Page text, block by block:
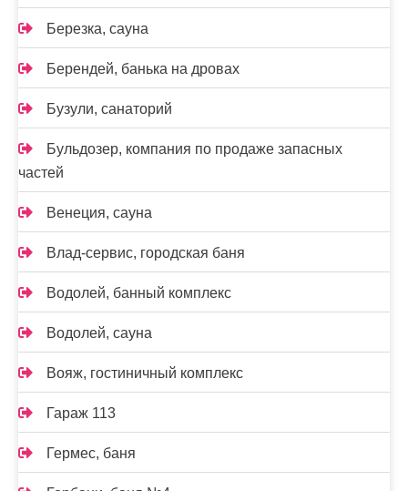
Березка, сауна
Берендей, банька на дровах
Бузули, санаторий
Бульдозер, компания по продаже запасных
частей
Венеция, сауна
Влад-сервис, городская баня
Водолей, банный комплекс
Водолей, сауна
Вояж, гостиничный комплекс
Гараж 113
Гермес, баня